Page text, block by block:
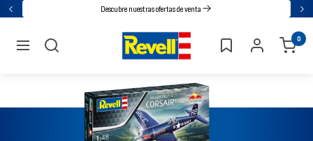
Atrás Descubre nuestras ofertas de venta
navegación
Revell 0